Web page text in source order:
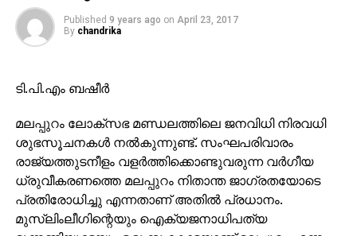
Published 9 years ago on April 23, 2017
By chandrika
ടി.പി.എം ബഷീര്‍
മലപ്പുറം ലോക്‌സഭ മണ്ഡലത്തിലെ ജനവിധി നിരവധി
ശുഭസൂചനകള്‍ നല്‍കുന്നുണ്ട്. സംഘപരിവാരം
രാജ്യത്തുടനീളം വളര്‍ത്തിക്കൊണ്ടുവരുന്ന വര്‍ഗീയ
ധ്രുവീകരണത്തെ മലപ്പുറം നിതാന്ത ജാഗ്രതയോടെ
പ്രതിരോധിച്ചു എന്നതാണ് അതില്‍ പ്രധാനം.
മുസ്‌ലിംലീഗിന്റെയും ഐക്യജനാധിപത്യ